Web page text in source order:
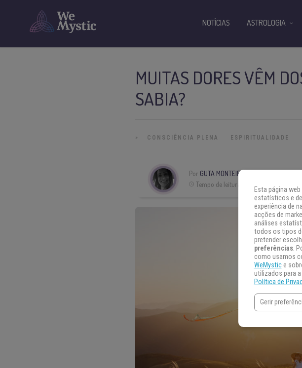
MUITAS DORES VÊM
SABIA?
» CONSCIÊNCIA PLENA ESPIRITUALIDADE
Por GUTA MONTEIRO
Tempo de leitura:
NOTÍCIAS ASTROLOGIA
Esta página
estatísticos e
experiência de
acções de
análises
todos os tipos
pretender
preferências.
como usamos
WeMystice
utilizados para
Política de
Gerir